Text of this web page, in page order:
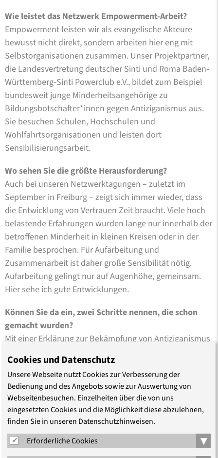
Wie leistet das Netzwerk Empowerment-Arbeit?
Empowerment leisten wir als evangelische Akteure
bewusst nicht direkt, sondern arbeiten hier eng mit
Selbstorganisationen zusammen. Unser Projektpartner,
die Landesvertretung deutscher Sinti und Roma Baden-
Württemberg-Sinti Powerclub e.V., bildet zum Beispiel
bundesweit junge Minderheitsangehörige zu
Bildungsbotschafter*innen gegen Antiziganismus aus.
Sie besuchen Schulen, Hochschulen und
Wohlfahrtsorganisationen und leisten dort
Sensibilisierungsarbeit.
Wo sehen Sie die größte Herausforderung?
Auch bei unseren Netzwerktagungen – zuletzt im
September in Freiburg – zeigt sich immer wieder, dass
die Entwicklung von Vertrauen Zeit braucht. Viele hoch
belastende Erfahrungen wurden lange nur innerhalb der
betroffenen Minderheit in kleinen Kreisen oder in der
Familie besprochen. Für Aufarbeitung und
Zusammenarbeit ist daher große Sensibilität nötig.
Aufarbeitung gelingt nur auf Augenhöhe, gemeinsam.
Hier sehe ich gute Entwicklungen.
Können Sie da ein, zwei Schritte nennen, die schon
gemacht wurden?
Mit einer Erklärung zur Bekämpfung von Antiziganismus
Deutschland deutlich gemacht, dass sie solidarisch an
der Seite von Sinti und Roma steht und sich kritisch mit
der eigenen Geschichte auseinandersetzt. Es war ein
entscheidender Schritt, dass sich die EKD als Institution
positioniert. Zudem wächst unser Netzwerk
zunehmend, in Tiefe und Breite.
Gibt es eine Begegnung, eine Erfahrung, die Ihnen
Cookies und Datenschutz
Unsere Webseite nutzt Cookies zur Verbesserung der
Bedienung und des Angebots sowie zur Auswertung von
Webseitenbesuchen. Einzelheiten über die von uns
eingesetzten Cookies und die Möglichkeit diese abzulehnen,
finden Sie in unseren Datenschutzhinweisen.
Erforderliche Cookies
▾